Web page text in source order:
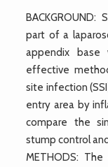
part of a
appendix
effective
site infection
entry area by
compare the
stump control
METHODS: